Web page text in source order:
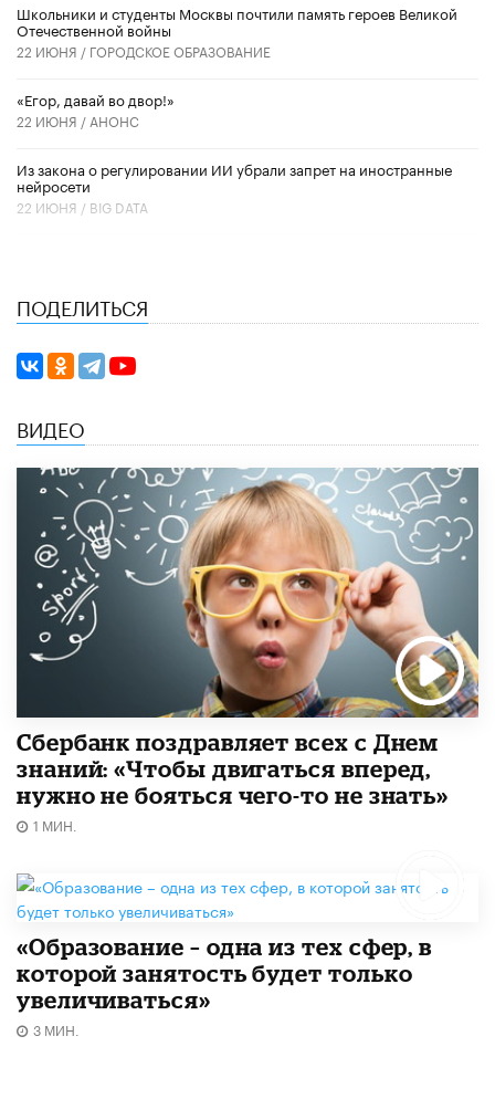
Школьники и студенты Москвы почтили память героев Великой
Отечественной войны
22 ИЮНЯ / ГОРОДСКОЕ ОБРАЗОВАНИЕ
«Егор, давай во двор!»
22 ИЮНЯ / АНОНС
Из закона о регулировании ИИ убрали запрет на иностранные
нейросети
22 ИЮНЯ / BIG DATA
ПОДЕЛИТЬСЯ
ВИДЕО
Сбербанк поздравляет всех с Днем
знаний: «Чтобы двигаться вперед,
нужно не бояться чего-то не знать»
1 МИН.
«Образование – одна из тех сфер, в
которой занятость будет только
увеличиваться»
3 МИН.